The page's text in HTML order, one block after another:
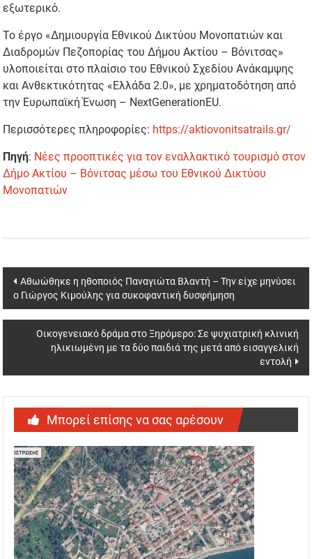
εξωτερικό.
Το έργο «Δημιουργία Εθνικού Δικτύου Μονοπατιών και
Διαδρομών Πεζοπορίας του Δήμου Ακτίου – Βόνιτσας»
υλοποιείται στο πλαίσιο του Εθνικού Σχεδίου Ανάκαμψης
και Ανθεκτικότητας «Ελλάδα 2.0», με χρηματοδότηση από
την Ευρωπαϊκή Ένωση – NextGenerationEU.
Περισσότερες πληροφορίες: https://aktiovonitsatrails.gr/
Πηγή: Νέες προοπτικές για τον εναλλακτικό τουρισμό στον
Δήμο Ακτίου – Βόνιτσας μέσω του Εθνικού Δικτύου
Μονοπατιών
Post
navigation
Αθωώθηκε η ηθοποιός Παναγιώτα Βλαντή – Την είχε μηνύσει
ο Γιώργος Κιμούλης για συκοφαντική δυσφήμηση
Οικογενειακό δράμα στο Ξηρόμερο: Σε ψυχιατρική κλινική
ηλικιωμένη με τα δύο παιδιά της μετά από εισαγγελική
εντολή
Μπορεί επίσης να σας αρέσουν